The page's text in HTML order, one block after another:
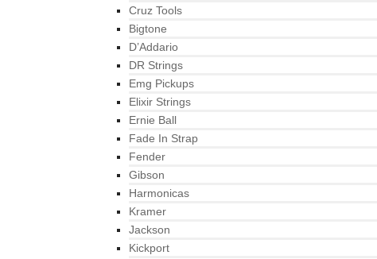
Cruz Tools
Bigtone
D’Addario
DR Strings
Emg Pickups
Elixir Strings
Ernie Ball
Fade In Strap
Fender
Gibson
Harmonicas
Kramer
Jackson
Kickport